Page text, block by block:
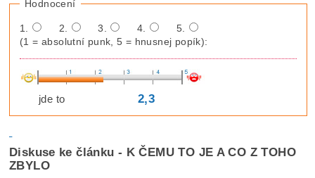
Hodnocení
1. 2. 3. 4.
5.
(1 = absolutní punk, 5 = hnusnej popík):
jde to 2,3
Diskuse ke článku - K ČEMU TO JE A CO Z TOHO
ZBYLO